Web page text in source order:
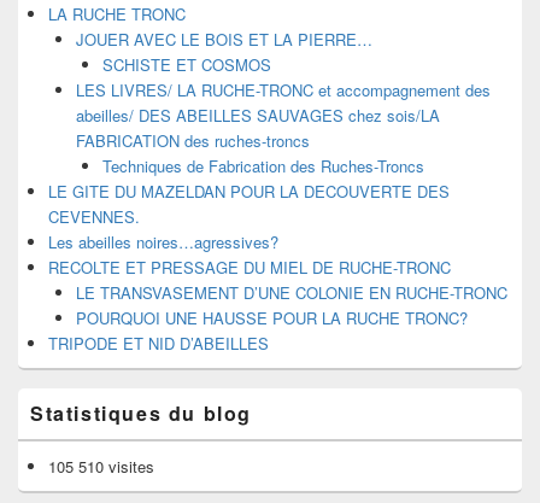
LA RUCHE TRONC
JOUER AVEC LE BOIS ET LA PIERRE…
SCHISTE ET COSMOS
LES LIVRES/ LA RUCHE-TRONC et accompagnement des
abeilles/ DES ABEILLES SAUVAGES chez sois/LA
FABRICATION des ruches-troncs
Techniques de Fabrication des Ruches-Troncs
LE GITE DU MAZELDAN POUR LA DECOUVERTE DES
CEVENNES.
Les abeilles noires…agressives?
RECOLTE ET PRESSAGE DU MIEL DE RUCHE-TRONC
LE TRANSVASEMENT D’UNE COLONIE EN RUCHE-TRONC
POURQUOI UNE HAUSSE POUR LA RUCHE TRONC?
TRIPODE ET NID D’ABEILLES
Statistiques du blog
105 510 visites